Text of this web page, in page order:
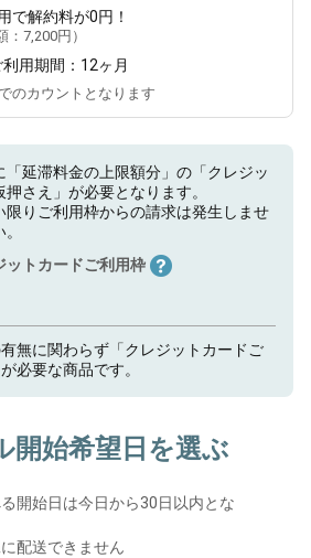
で解約料が0円！
： 7,200円 ）
用期間： 12ヶ月
のカウントとなります
延滞料金の上限額分」の「クレジッ
さえ」が必要となります。
限りご利用枠からの請求は発生しませ
ットカードご利用枠
無に関わらず「クレジットカードご
必要な商品です。
開始希望日を選ぶ
開始日は今日から30日以内とな
配送できません